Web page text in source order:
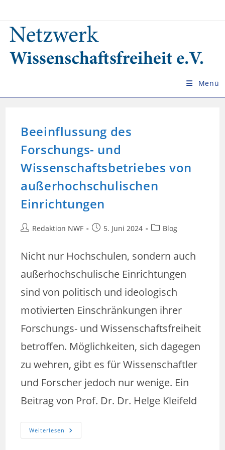
springen
Menü
Beeinflussung des
Forschungs- und
Wissenschaftsbetriebes von
außerhochschulischen
Einrichtungen
Beitrags-
Redaktion NWF
Beitrag5. Juni 2024
Beitrags-
Blog
Nicht nur Hochschulen, sondern auch
außerhochschulische Einrichtungen
sind von politisch und ideologisch
motivierten Einschränkungen ihrer
Forschungs- und Wissenschaftsfreiheit
betroffen. Möglichkeiten, sich dagegen
zu wehren, gibt es für Wissenschaftler
und Forscher jedoch nur wenige. Ein
Beitrag von Prof. Dr. Dr. Helge Kleifeld
Weiterlesen Beeinflussung
Des